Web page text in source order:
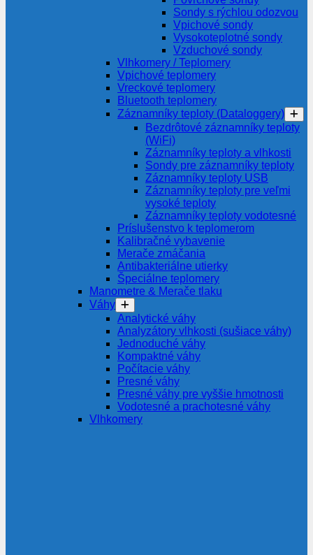
Sondy s rýchlou odozvou
Vpichové sondy
Vysokoteplotné sondy
Vzduchové sondy
Vlhkomery / Teplomery
Vpichové teplomery
Vreckové teplomery
Bluetooth teplomery
Záznamníky teploty (Dataloggery)
Bezdrôtové záznamníky teploty
(WiFi)
Záznamníky teploty a vlhkosti
Sondy pre záznamníky teploty
Záznamníky teploty USB
Záznamníky teploty pre veľmi
vysoké teploty
Záznamníky teploty vodotesné
Príslušenstvo k teplomerom
Kalibračné vybavenie
Merače zmáčania
Antibakteriálne utierky
Špeciálne teplomery
Manometre & Merače tlaku
Váhy
Analytické váhy
Analyzátory vlhkosti (sušiace váhy)
Jednoduché váhy
Kompaktné váhy
Počítacie váhy
Presné váhy
Presné váhy pre vyššie hmotnosti
Vodotesné a prachotesné váhy
Vlhkomery